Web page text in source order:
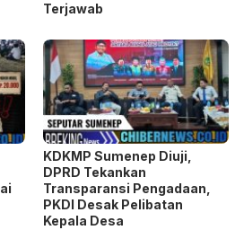
Terjawab
KDKMP Sumenep Diuji,
DPRD Tekankan
Transparansi Pengadaan,
PKDI Desak Pelibatan
Kepala Desa